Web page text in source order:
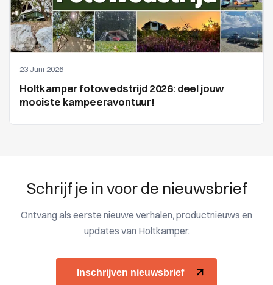
23 Juni 2026
Holtkamper fotowedstrijd 2026: deel jouw
mooiste kampeeravontuur!
Schrijf je in voor de nieuwsbrief
Ontvang als eerste nieuwe verhalen, productnieuws en
updates van Holtkamper.
Inschrijven nieuwsbrief